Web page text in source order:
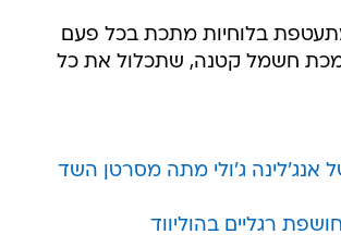
בלוחיות מתכת בכל פעם
חשמל קטנה, שתכלול את כל
אנג'לינה ג'ולי מתה מסרטן השד
רגליים בהוליווד